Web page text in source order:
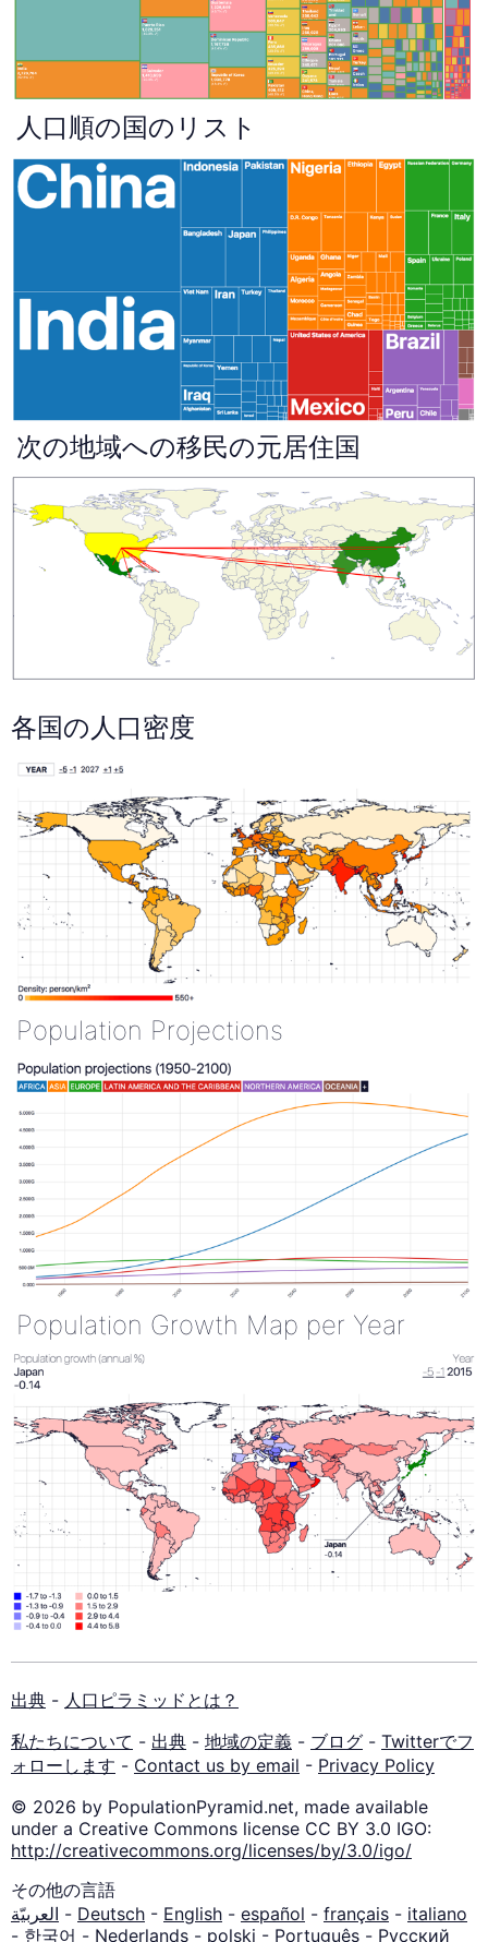
人口順の国のリスト
次の地域への移民の元居住国
各国の人口密度
Population Projections
Population Growth Map per Year
出典 - 人口ピラミッドとは？
私たちについて - 出典 - 地域の定義 - ブログ - Twitterでフ
ォローします - Contact us by email - Privacy Policy
© 2026 by PopulationPyramid.net, made available
under a Creative Commons license CC BY 3.0 IGO:
http://creativecommons.org/licenses/by/3.0/igo/
その他の言語
العربيّة - Deutsch - English - español - français - italiano
- 한국어 - Nederlands - polski - Português - Русский